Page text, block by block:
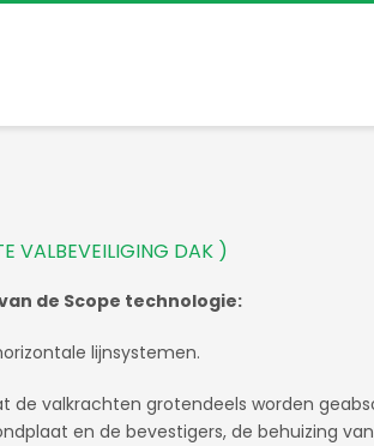
VALBEVEILIGING DAK )
de Scope technologie:
lijnsystemen.
de valkrachten grotendeels worden
en de bevestigers, de behuizing